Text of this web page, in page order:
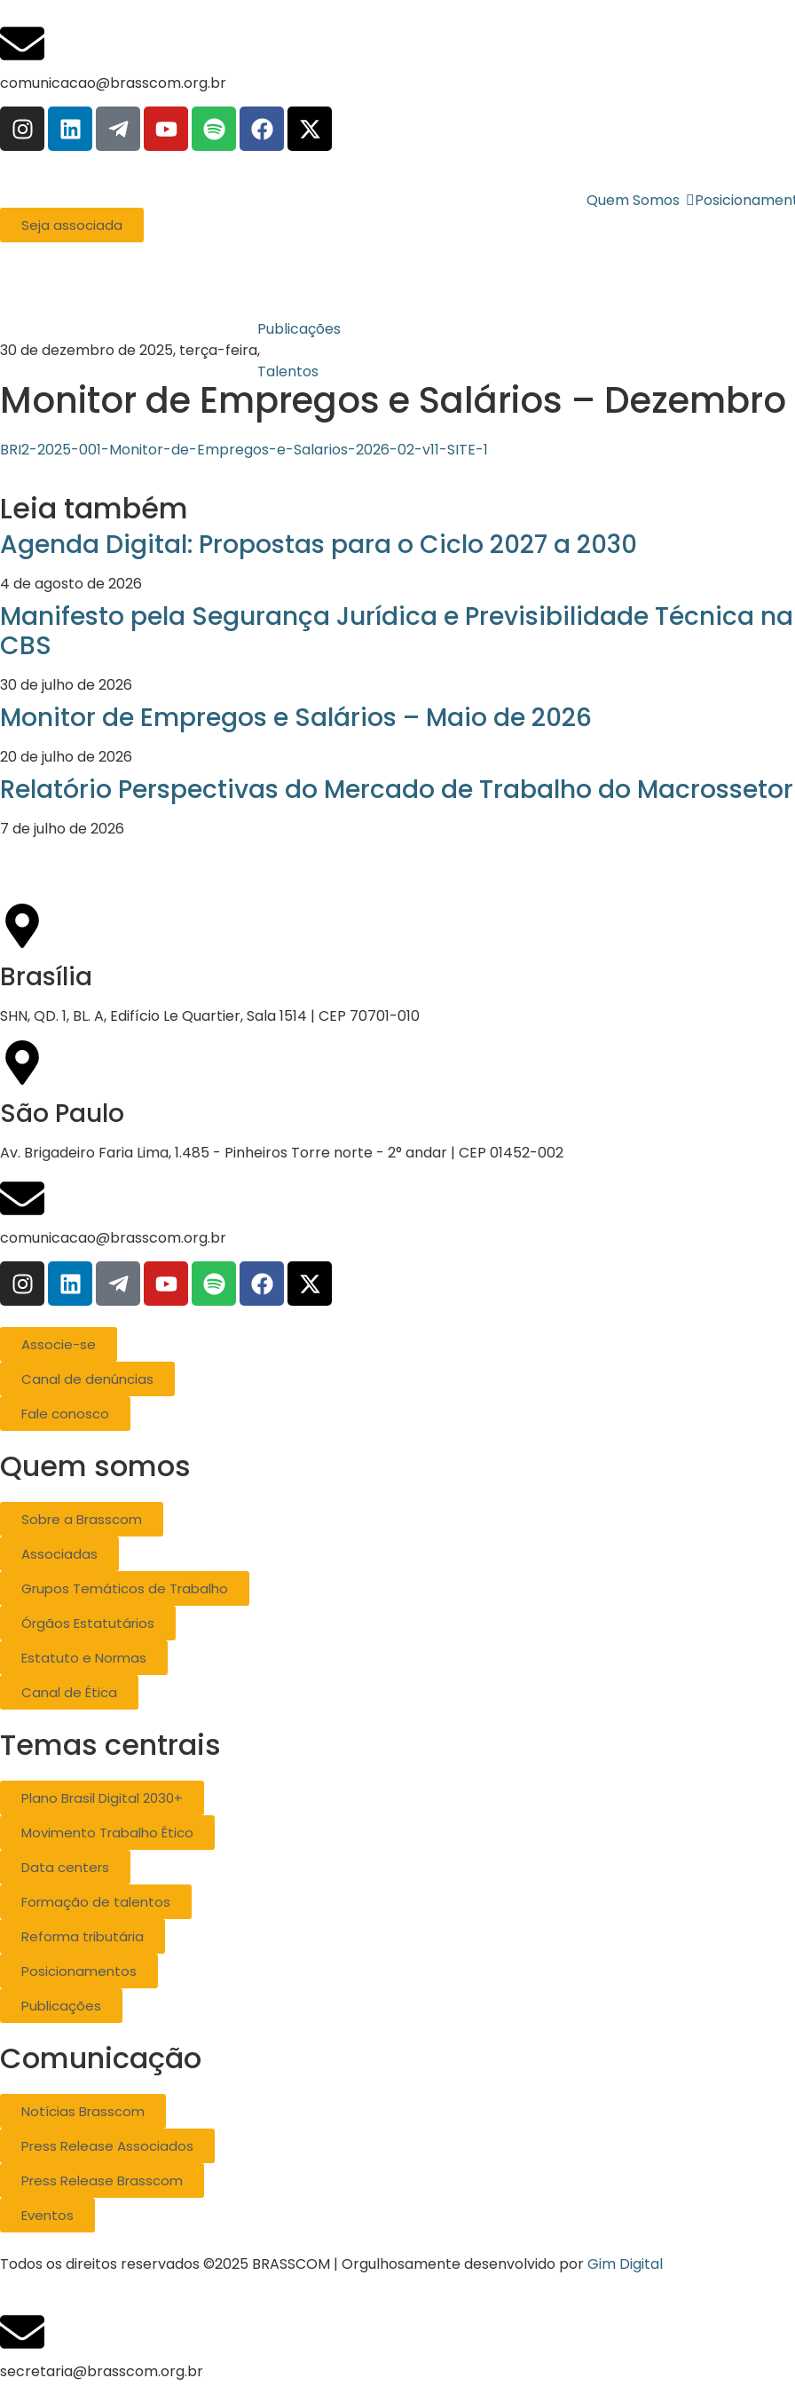
comunicacao@brasscom.org.br
Quem Somos
Seja associada
30 de dezembro de 2025, terça-feira
Publicações
,
Talentos
Monitor de Empregos e Salários – Dezembro
BRI2-2025-001-Monitor-de-Empregos-e-Salarios-2026-02-v11-SITE-1
Leia também
Agenda Digital: Propostas para o Ciclo 2027 a 2030
4 de agosto de 2026
Manifesto pela Segurança Jurídica e Previsibilidade Técnica
CBS
30 de julho de 2026
Monitor de Empregos e Salários – Maio de 2026
20 de julho de 2026
Relatório Perspectivas do Mercado de Trabalho do Macrossetor
7 de julho de 2026
Brasília
SHN, QD. 1, BL. A, Edifício Le Quartier, Sala 1514 | CEP 70701-010
São Paulo
Av. Brigadeiro Faria Lima, 1.485 - Pinheiros Torre norte - 2° andar | CEP 01452-002
comunicacao@brasscom.org.br
Associe-se
Canal de denúncias
Fale conosco
Quem somos
Sobre a Brasscom
Associadas
Grupos Temáticos de Trabalho
Órgãos Estatutários
Estatuto e Normas
Canal de Ética
Temas centrais
Plano Brasil Digital 2030+
Movimento Trabalho Ético
Data centers
Formação de talentos
Reforma tributária
Posicionamentos
Publicações
Comunicação
Notícias Brasscom
Press Release Associados
Press Release Brasscom
Eventos
Todos os direitos reservados ©2025 BRASSCOM | Orgulhosamente desenvolvido porGim Digital
secretaria@brasscom.org.br